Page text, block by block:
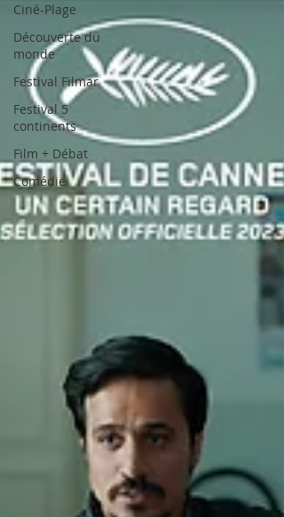
Ciné-Plage
Découverte du
monde
Festival Filmar
Festival 5
continents
Film + Débat
Comédie